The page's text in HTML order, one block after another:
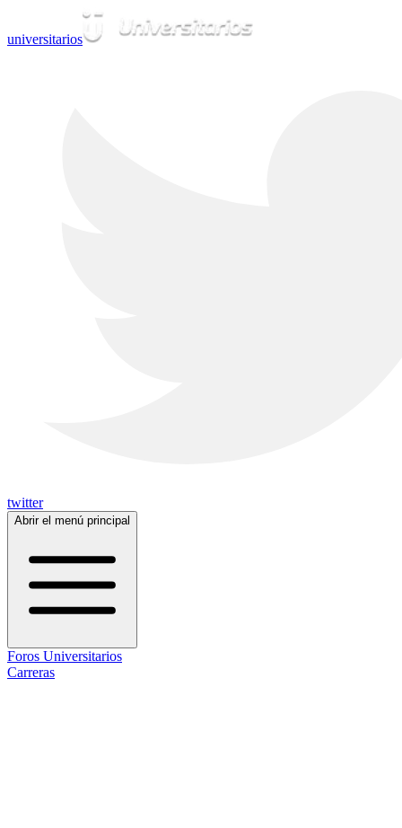
universitarios
twitter
Abrir el menú principal
Foros Universitarios
Carreras